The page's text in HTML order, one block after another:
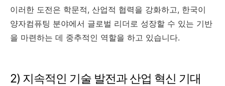
이러한 도전은 학문적, 산업적 협력을 강화하고, 한국이
양자컴퓨팅 분야에서 글로벌 리더로 성장할 수 있는 기반
을 마련하는 데 중추적인 역할을 하고 있습니다.
2) 지속적인 기술 발전과 산업 혁신 기대